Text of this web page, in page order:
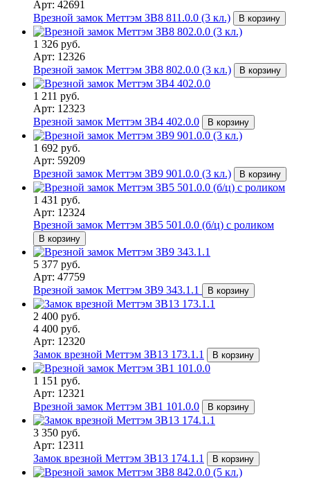
Арт: 42691
Врезной замок Меттэм ЗВ8 811.0.0 (3 кл.)
В корзину
1 326 руб.
Арт: 12326
Врезной замок Меттэм ЗВ8 802.0.0 (3 кл.)
В корзину
1 211 руб.
Арт: 12323
Врезной замок Меттэм ЗВ4 402.0.0
В корзину
1 692 руб.
Арт: 59209
Врезной замок Меттэм ЗВ9 901.0.0 (3 кл.)
В корзину
1 431 руб.
Арт: 12324
Врезной замок Меттэм ЗВ5 501.0.0 (б/ц) с роликом
В корзину
5 377 руб.
Арт: 47759
Врезной замок Меттэм ЗВ9 343.1.1
В корзину
2 400 руб.
4 400 руб.
Арт: 12320
Замок врезной Меттэм ЗВ13 173.1.1
В корзину
1 151 руб.
Арт: 12321
Врезной замок Меттэм ЗВ1 101.0.0
В корзину
3 350 руб.
Арт: 12311
Замок врезной Меттэм ЗВ13 174.1.1
В корзину